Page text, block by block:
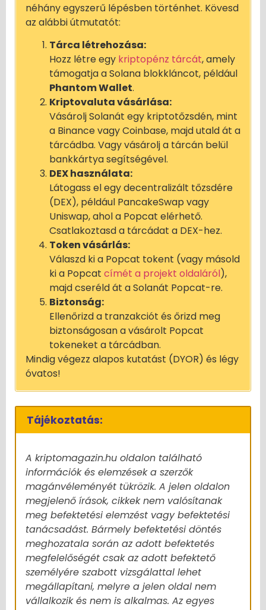
néhány egyszerű lépésben történhet. Kövesd
az alábbi útmutatót:
Tárca létrehozása:
Hozz létre egy kriptopénz tárcát, amely
támogatja a Solana blokkláncot, például
Phantom Wallet.
Kriptovaluta vásárlása:
Vásárolj Solanát egy kriptotőzsdén, mint
a Binance vagy Coinbase, majd utald át a
tárcádba. Vagy vásárolj a tárcán belül
bankkártya segítségével.
DEX használata:
Látogass el egy decentralizált tőzsdére
(DEX), például PancakeSwap vagy
Uniswap, ahol a Popcat elérhető.
Csatlakoztasd a tárcádat a DEX-hez.
Token vásárlás:
Válaszd ki a Popcat tokent (vagy másold
ki a Popcat címét a projekt oldaláról),
majd cseréld át a Solanát Popcat-re.
Biztonság:
Ellenőrizd a tranzakciót és őrizd meg
biztonságosan a vásárolt Popcat
tokeneket a tárcádban.
Mindig végezz alapos kutatást (DYOR) és légy
óvatos!
Tájékoztatás:
A kriptomagazin.hu oldalon található
információk és elemzések a szerzők
magánvéleményét tükrözik. A jelen oldalon
megjelenő írások, cikkek nem valósítanak
meg befektetési elemzést vagy befektetési
tanácsadást. Bármely befektetési döntés
meghozatala során az adott befektetés
megfelelőségét csak az adott befektető
személyére szabott vizsgálattal lehet
megállapítani, melyre a jelen oldal nem
vállalkozik és nem is alkalmas. Az egyes